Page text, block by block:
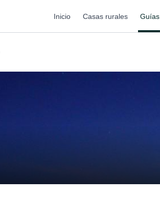
Inicio Casas rurales Guías